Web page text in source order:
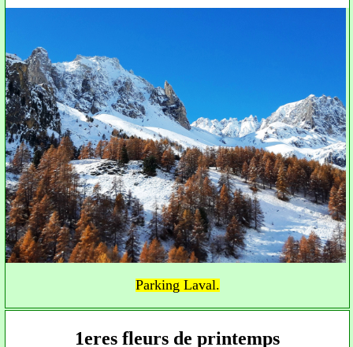
Parking Laval.
1eres fleurs de printemps